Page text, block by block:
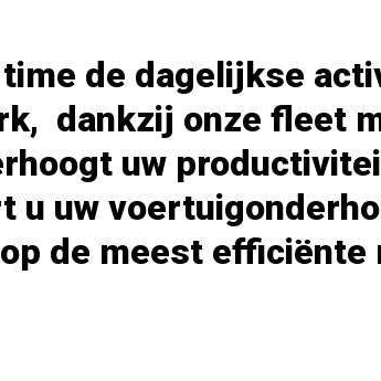
time de dagelijkse
dankzij onze fleet
uw
u uw
de meest efficiënte